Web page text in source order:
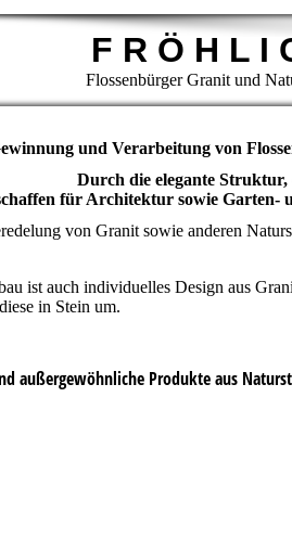
F R Ö H L I
Flossenbürger Granit und
und Verarbeitung von
Durch die elegante Struktur,
für Architektur sowie Garten-
von Granit sowie anderen
ist auch individuelles Design aus
in Stein um.
außergewöhnliche Produkte aus